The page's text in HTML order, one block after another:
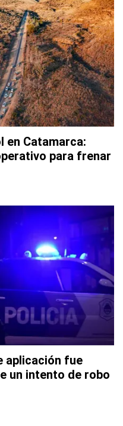
en Catamarca:
para frenar
aplicación fue
un intento de robo